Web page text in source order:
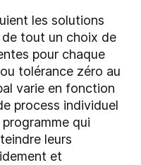
les solutions
de tout un choix de
pour chaque
tolérance zéro au
varie en fonction
process individuel
qui
leurs
et